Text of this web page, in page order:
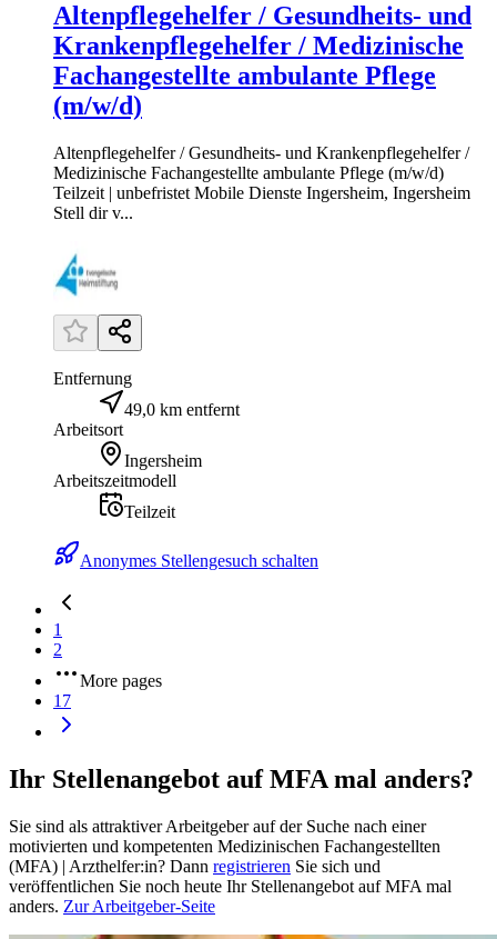
Altenpflegehelfer / Gesundheits- und
Krankenpflegehelfer / Medizinische
Fachangestellte ambulante Pflege
(m/w/d)
Altenpflegehelfer / Gesundheits- und Krankenpflegehelfer /
Medizinische Fachangestellte ambulante Pflege (m/w/d)
Teilzeit | unbefristet Mobile Dienste Ingersheim, Ingersheim
Stell dir v...
Entfernung
49,0 km entfernt
Arbeitsort
Ingersheim
Arbeitszeitmodell
Teilzeit
Anonymes Stellengesuch schalten
1
2
More pages
17
Ihr Stellenangebot auf MFA mal anders?
Sie sind als attraktiver Arbeitgeber auf der Suche nach einer
motivierten und kompetenten Medizinischen Fachangestellten
(MFA) | Arzthelfer:in? Dann registrieren Sie sich und
veröffentlichen Sie noch heute Ihr Stellenangebot auf MFA mal
anders. Zur Arbeitgeber-Seite